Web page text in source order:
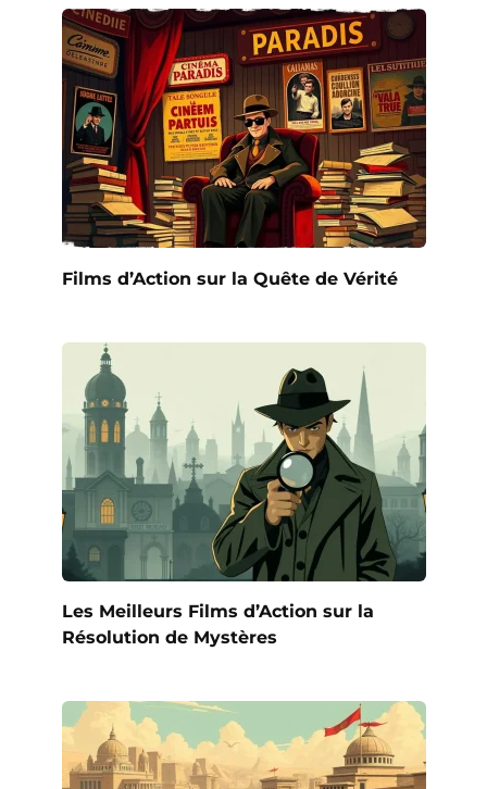
Films d’Action sur la Quête de Vérité
Les Meilleurs Films d’Action sur la
Résolution de Mystères